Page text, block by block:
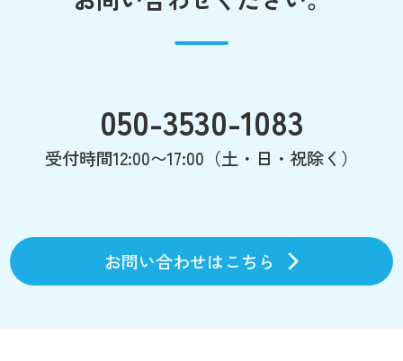
050-3530-1083
受付時間12:00〜17:00（土・日・祝除く）
お問い合わせはこちら